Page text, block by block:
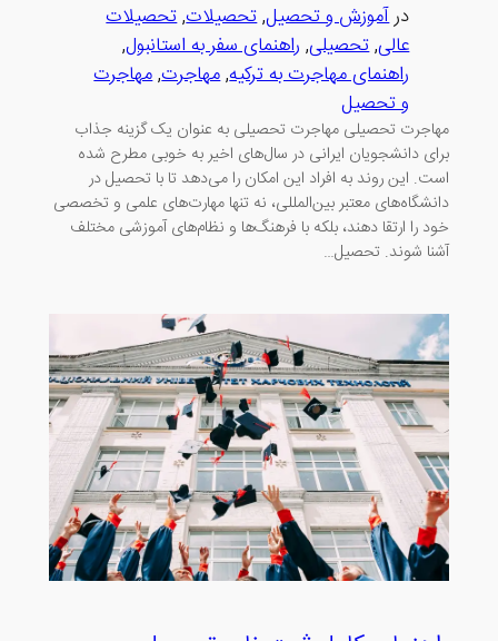
درآموزش و تحصیل, تحصیلات, تحصیلات
عالی, تحصیلی, راهنمای سفر به استانبول,
راهنمای مهاجرت به ترکیه, مهاجرت, مهاجرت
و تحصیل
مهاجرت تحصیلی مهاجرت تحصیلی به عنوان یک گزینه جذاب
برای دانشجویان ایرانی در سال‌های اخیر به خوبی مطرح شده
است. این روند به افراد این امکان را می‌دهد تا با تحصیل در
دانشگاه‌های معتبر بین‌المللی، نه تنها مهارت‌های علمی و تخصصی
خود را ارتقا دهند، بلکه با فرهنگ‌ها و نظام‌های آموزشی مختلف
آشنا شوند. تحصیل…